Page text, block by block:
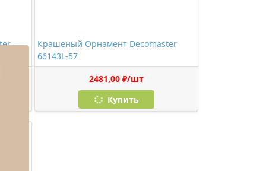
Крашеный Орнамент Decomaster
66143L-57
2481,00 ₽/шт
Купить